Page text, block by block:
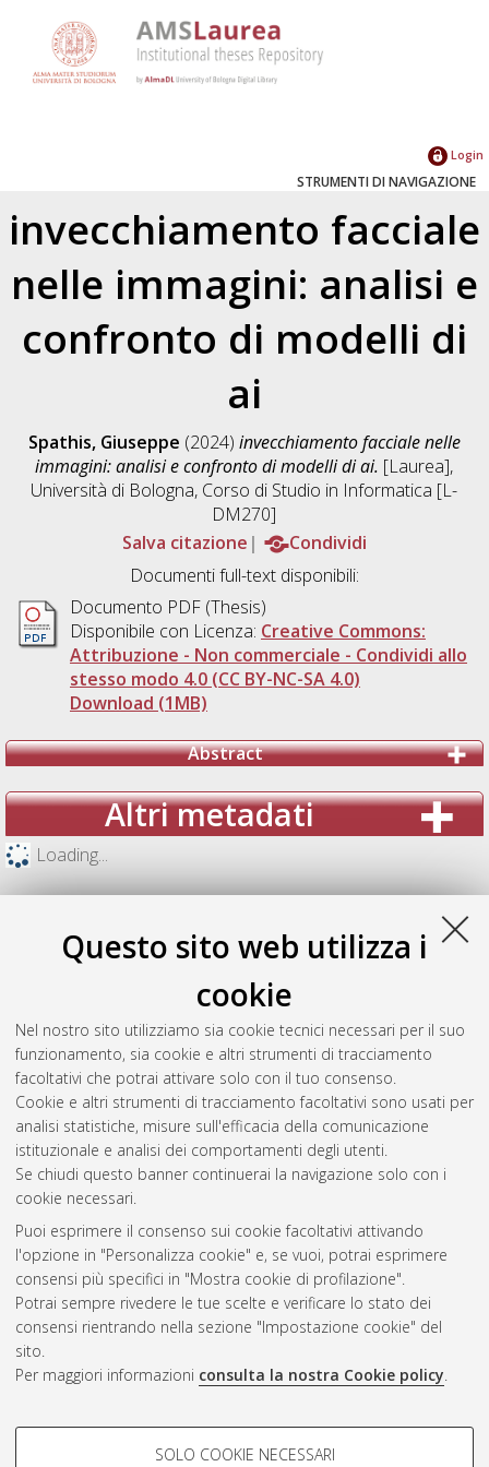
Questo sito web utilizza i
cookie
Nel nostro sito utilizziamo sia cookie tecnici necessari per il suo
funzionamento, sia cookie e altri strumenti di tracciamento
facoltativi che potrai attivare solo con il tuo consenso.
Cookie e altri strumenti di tracciamento facoltativi sono usati per
analisi statistiche, misure sull'efficacia della comunicazione
istituzionale e analisi dei comportamenti degli utenti.
Se chiudi questo banner continuerai la navigazione solo con i
cookie necessari.
Puoi esprimere il consenso sui cookie facoltativi attivando
l'opzione in "Personalizza cookie" e, se vuoi, potrai esprimere
consensi più specifici in "Mostra cookie di profilazione".
Potrai sempre rivedere le tue scelte e verificare lo stato dei
consensi rientrando nella sezione "Impostazione cookie" del
sito.
Per maggiori informazioni consulta la nostra Cookie policy.
COOKIE DI PROFILAZIONE -
SOLO COOKIE NECESSARI
Login
STRUMENTI DI NAVIGAZIONE
invecchiamento facciale
nelle immagini: analisi e
confronto di modelli di
ai
Spathis, Giuseppe (2024) invecchiamento facciale nelle
immagini: analisi e confronto di modelli di ai. [Laurea],
Università di Bologna, Corso di Studio in Informatica [L-
DM270]
Salva citazione
Condividi
Documenti full-text disponibili:
Documento PDF (Thesis)
Disponibile con Licenza: Creative Commons:
Attribuzione - Non commerciale - Condividi allo
stesso modo 4.0 (CC BY-NC-SA 4.0)
Download (1MB)
Abstract
Altri metadati
Loading...
Gestione del documento:
Atom
Rss 1.0
Rss 2.0
AMS Laurea
Impostazioni Cookie
Informativa sulla privacy